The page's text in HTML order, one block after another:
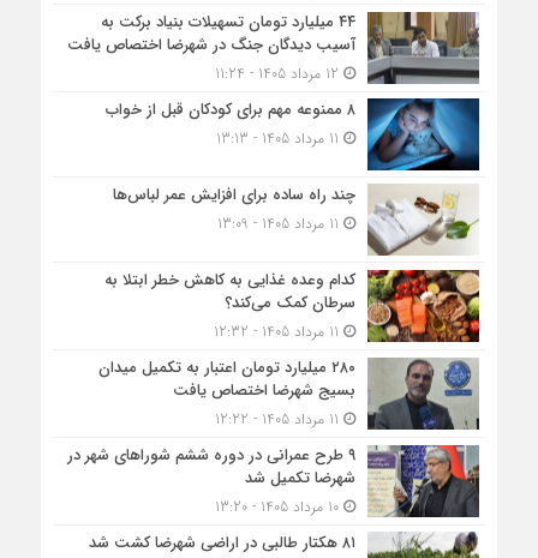
۴۴ میلیارد تومان تسهیلات بنیاد برکت به
آسیب دیدگان جنگ در شهرضا اختصاص یافت
۸ ممنوعه مهم برای کودکان قبل از خواب
چند راه ساده برای افزایش عمر لباس‌ها
کدام وعده غذایی به کاهش خطر ابتلا به
سرطان کمک می‌کند؟
۲۸۰ میلیارد تومان اعتبار به تکمیل میدان
بسیج شهرضا اختصاص یافت
۹ طرح عمرانی در دوره ششم شوراهای شهر در
شهرضا تکمیل شد
10 مرداد 1405 - 13:20
۸۱ هکتار طالبی در اراضی شهرضا کشت شد